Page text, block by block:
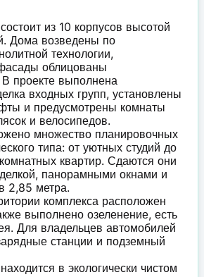
из 10 корпусов высотой
Дома возведены по
технологии,
облицованы
проекте выполнена
входных групп, установлены
и предусмотрены комнаты
и велосипедов.
множество планировочных
типа: от уютных студий до
квартир. Сдаются они
панорамными окнами и
2,85 метра.
комплекса расположен
выполнено озеленение, есть
Для владельцев автомобилей
станции и подземный
в экологически чистом